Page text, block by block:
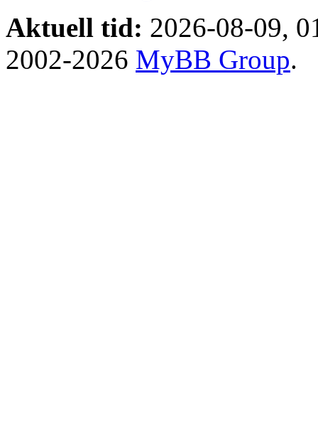
Aktuell tid: 2026-08-09,
2002-2026 MyBB Group.